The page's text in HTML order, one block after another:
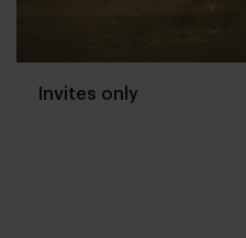
Invites only